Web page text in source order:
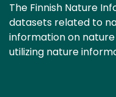
The Finnish Nature
datasets related to
information on
utilizing nature